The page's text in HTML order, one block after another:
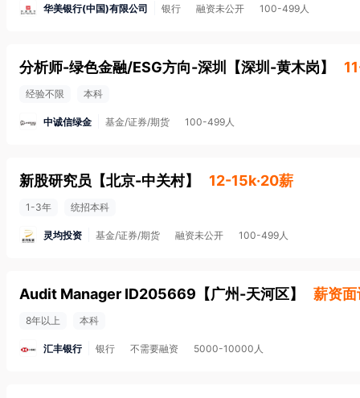
华美银行(中国)有限公司 银行 融资未公开 100-499人
分析师-绿色金融/ESG方向-深圳 【深圳-黄木岗】
经验不限 本科
中诚信绿金 基金/证券/期货 100-499人
新股研究员 【北京-中关村】 12-15k·20薪
1-3年 统招本科
灵均投资 基金/证券/期货 融资未公开 100-499人
Audit Manager ID205669 【广州-天河区】 薪资面
8年以上 本科
汇丰银行 银行 不需要融资 5000-10000人